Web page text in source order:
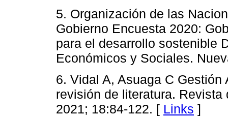
5. Organización de las
Gobierno Encuesta 2020:
para el desarrollo sostenible
Económicos y Sociales.
6. Vidal A, Asuaga C
revisión de literatura.
2021; 18:84-122. [ Links ]